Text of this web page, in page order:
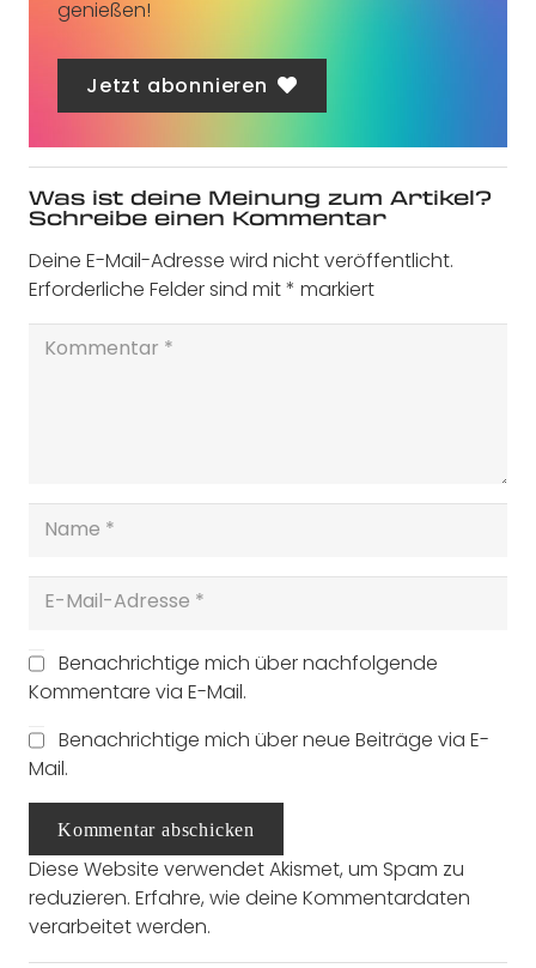
genießen!
Jetzt abonnieren
Was ist deine Meinung zum Artikel?
Schreibe einen Kommentar
Deine E-Mail-Adresse wird nicht veröffentlicht.
Erforderliche Felder sind mit* markiert
Benachrichtige mich über nachfolgende
Kommentare via E-Mail.
Benachrichtige mich über neue Beiträge via E-
Mail.
Kommentar abschicken
Diese Website verwendet Akismet, um Spam zu
reduzieren. Erfahre, wie deine Kommentardaten
verarbeitet werden.